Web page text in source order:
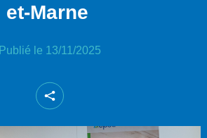
et-Marne
Publié le 13/11/2025